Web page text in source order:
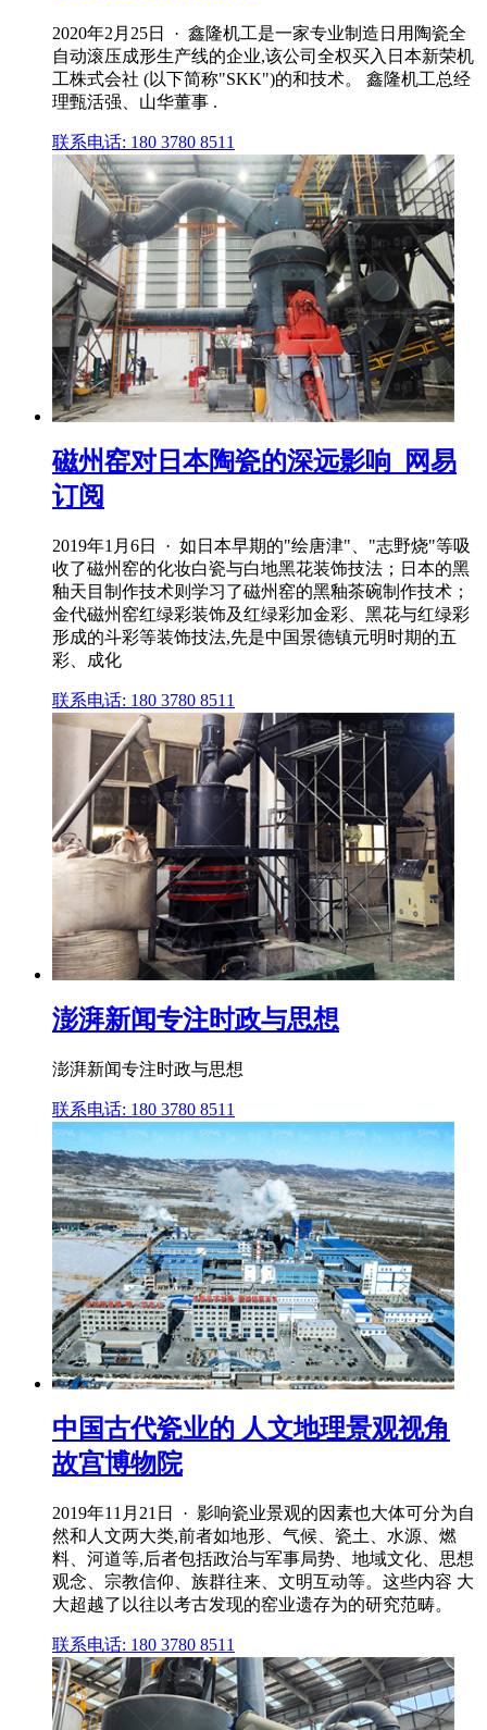
2020年2月25日 · 鑫隆机工是一家专业制造日用陶瓷全
自动滚压成形生产线的企业,该公司全权买入日本新荣机
工株式会社 (以下简称"SKK")的和技术。 鑫隆机工总经
理甄活强、山华董事 .
联系电话: 180 3780 8511
磁州窑对日本陶瓷的深远影响_网易
订阅
2019年1月6日 · 如日本早期的"绘唐津"、"志野烧"等吸
收了磁州窑的化妆白瓷与白地黑花装饰技法；日本的黑
釉天目制作技术则学习了磁州窑的黑釉茶碗制作技术；
金代磁州窑红绿彩装饰及红绿彩加金彩、黑花与红绿彩
形成的斗彩等装饰技法,先是中国景德镇元明时期的五
彩、成化
联系电话: 180 3780 8511
澎湃新闻专注时政与思想
澎湃新闻专注时政与思想
联系电话: 180 3780 8511
中国古代瓷业的 人文地理景观视角
故宫博物院
2019年11月21日 · 影响瓷业景观的因素也大体可分为自
然和人文两大类,前者如地形、气候、瓷土、水源、燃
料、河道等,后者包括政治与军事局势、地域文化、思想
观念、宗教信仰、族群往来、文明互动等。这些内容 大
大超越了以往以考古发现的窑业遗存为的研究范畴。
联系电话: 180 3780 8511